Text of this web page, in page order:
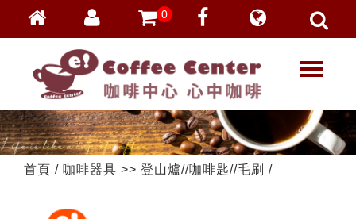
會員登入
忘記密碼
加入會員
VIP登入
VIP申請
0
T
g
l
e
首頁 / 咖啡器具 >> 登山爐//咖啡匙//毛刷 /